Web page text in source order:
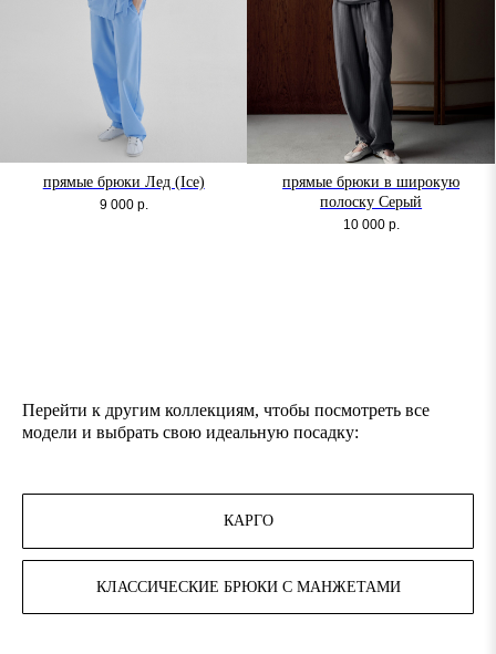
прямые брюки Лед (Ice)
9 000 р.
прямые брюки в широкую
полоску Серый
10 000 р.
Перейти к другим коллекциям, чтобы посмотреть все
модели и выбрать свою идеальную посадку:
КАРГО
КЛАССИЧЕСКИЕ БРЮКИ С МАНЖЕТАМИ